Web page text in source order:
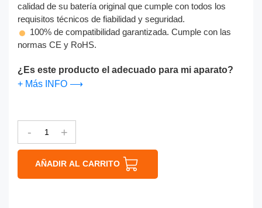
calidad de su batería original que cumple con todos los
requisitos técnicos de fiabilidad y seguridad.
100% de compatibilidad garantizada. Cumple con las
normas CE y RoHS.
¿Es este producto el adecuado para mi aparato?
+ Más INFO ⟶
- +
AÑADIR AL CARRITO